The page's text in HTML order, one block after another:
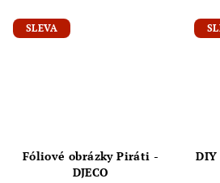
SLEVA
Fóliové obrázky Piráti -
DJECO